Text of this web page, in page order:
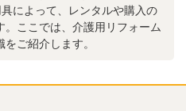
によって、レンタルや購入の
ここでは、介護用リフォーム
ご紹介します。